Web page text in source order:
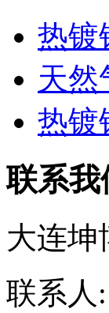
热镀
天然
热镀
联系我
大连坤
联系人